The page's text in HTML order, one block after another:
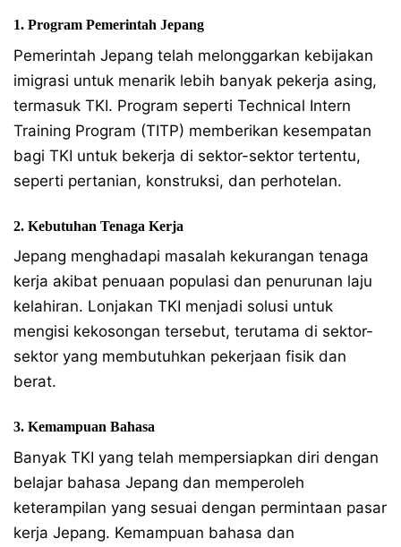
1. Program Pemerintah Jepang
Pemerintah Jepang telah melonggarkan kebijakan
imigrasi untuk menarik lebih banyak pekerja asing,
termasuk TKI. Program seperti Technical Intern
Training Program (TITP) memberikan kesempatan
bagi TKI untuk bekerja di sektor-sektor tertentu,
seperti pertanian, konstruksi, dan perhotelan.
2. Kebutuhan Tenaga Kerja
Jepang menghadapi masalah kekurangan tenaga
kerja akibat penuaan populasi dan penurunan laju
kelahiran. Lonjakan TKI menjadi solusi untuk
mengisi kekosongan tersebut, terutama di sektor-
sektor yang membutuhkan pekerjaan fisik dan
berat.
3. Kemampuan Bahasa
Banyak TKI yang telah mempersiapkan diri dengan
belajar bahasa Jepang dan memperoleh
keterampilan yang sesuai dengan permintaan pasar
kerja Jepang. Kemampuan bahasa dan